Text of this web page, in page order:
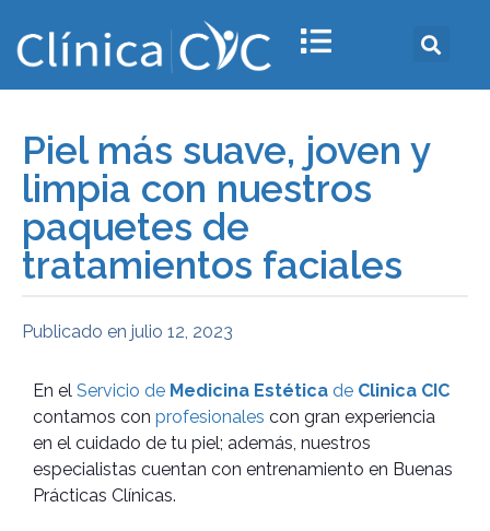
Piel más suave, joven y
limpia con nuestros
paquetes de
tratamientos faciales
Publicado en julio 12, 2023
En el Servicio de Medicina Estética de Clinica CIC
contamos con profesionales con gran experiencia
en el cuidado de tu piel; además, nuestros
especialistas cuentan con entrenamiento en Buenas
Prácticas Clínicas.